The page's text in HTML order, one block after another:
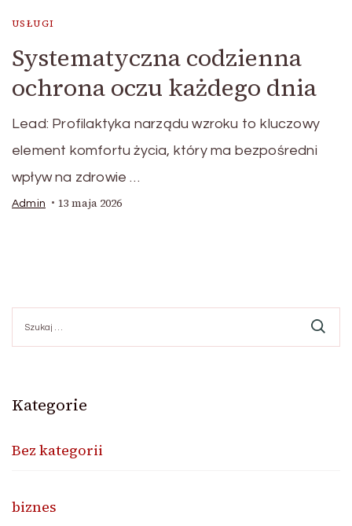
USŁUGI
Systematyczna codzienna
ochrona oczu każdego dnia
Lead: Profilaktyka narządu wzroku to kluczowy
element komfortu życia, który ma bezpośredni
wpływ na zdrowie …
Admin 13 maja 2026
Kategorie
Bez kategorii
biznes